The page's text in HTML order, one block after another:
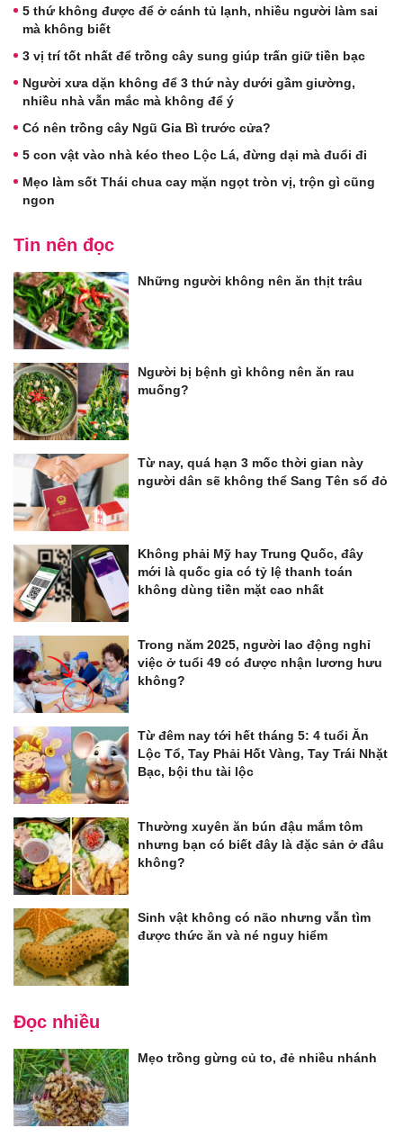
5 thứ không được để ở cánh tủ lạnh, nhiều người làm sai
mà không biết
3 vị trí tốt nhất để trồng cây sung giúp trấn giữ tiền bạc
Người xưa dặn không để 3 thứ này dưới gầm giường,
nhiều nhà vẫn mắc mà không để ý
Có nên trồng cây Ngũ Gia Bì trước cửa?
5 con vật vào nhà kéo theo Lộc Lá, đừng dại mà đuổi đi
Mẹo làm sốt Thái chua cay mặn ngọt tròn vị, trộn gì cũng
ngon
Tin nên đọc
Những người không nên ăn thịt trâu
Người bị bệnh gì không nên ăn rau
muống?
Từ nay, quá hạn 3 mốc thời gian này
người dân sẽ không thể Sang Tên sổ đỏ
Không phải Mỹ hay Trung Quốc, đây
mới là quốc gia có tỷ lệ thanh toán
không dùng tiền mặt cao nhất
Trong năm 2025, người lao động nghỉ
việc ở tuổi 49 có được nhận lương hưu
không?
Từ đêm nay tới hết tháng 5: 4 tuổi Ăn
Lộc Tổ, Tay Phải Hốt Vàng, Tay Trái Nhặt
Bạc, bội thu tài lộc
Thường xuyên ăn bún đậu mắm tôm
nhưng bạn có biết đây là đặc sản ở đâu
không?
Sinh vật không có não nhưng vẫn tìm
được thức ăn và né nguy hiểm
Đọc nhiều
Mẹo trồng gừng củ to, đẻ nhiều nhánh